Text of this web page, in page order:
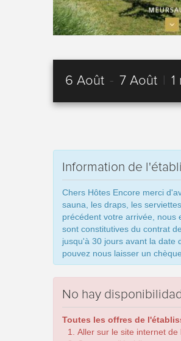
6 Août - 7 Août 1
Information de
Chers Hôtes Encore merci
sauna, les draps, les
précédent votre arrivée, nous
sont constitutives du contrat
jusqu'à 30 jours avant la date
pouvez nous laisser un
No hay
Toutes les offres de
Aller sur le site internet